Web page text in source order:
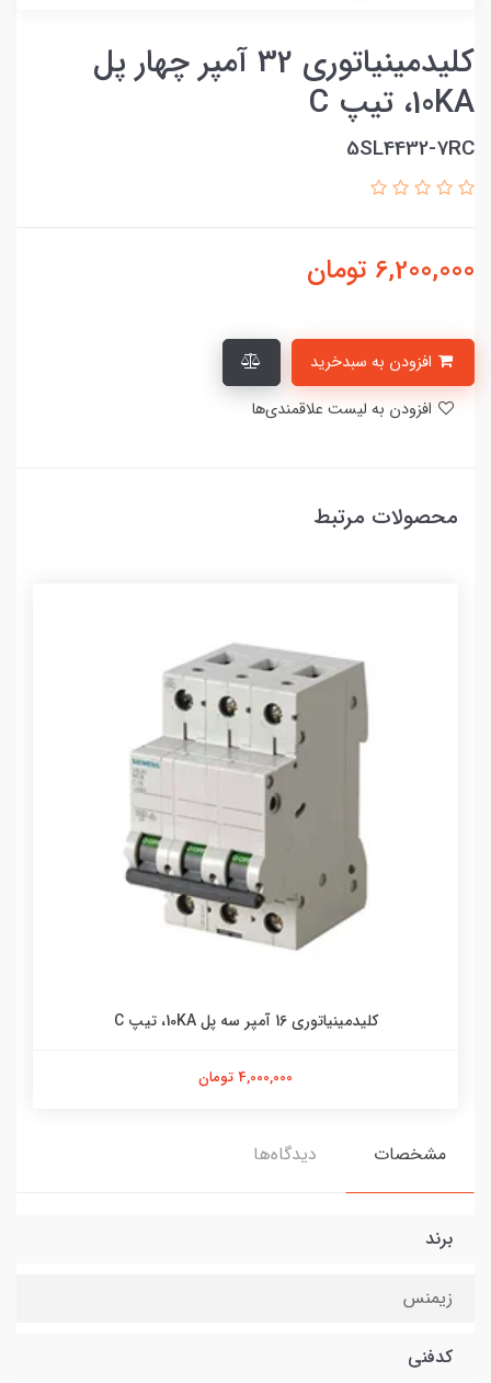
کلیدمینیاتوری 32 آمپر چهار پل
10KA، تیپ C
5SL4432-7RC
6,200,000 تومان
محصولات مرتبط
کلیدمینیاتوری 16 آمپر سه پل 10KA، تیپ C
4,000,000 تومان
مشخصات دیدگاه‌ها
برند
زیمنس
کدفنی